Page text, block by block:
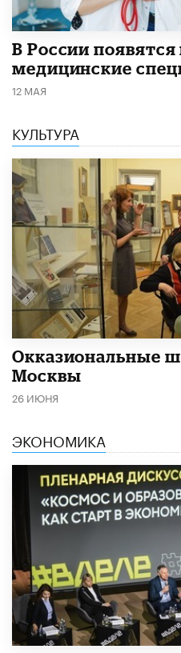
В России
медицинские
12 МАЯ
КУЛЬТУРА
​Окказиональные
Москвы
26 ИЮНЯ
ЭКОНОМИКА